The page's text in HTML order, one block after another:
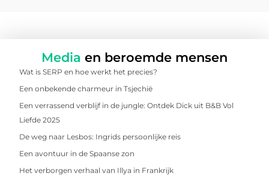
Media en beroemde mensen
Wat is SERP en hoe werkt het precies?
Een onbekende charmeur in Tsjechië
Een verrassend verblijf in de jungle: Ontdek Dick uit B&B Vol
Liefde 2025
De weg naar Lesbos: Ingrids persoonlijke reis
Een avontuur in de Spaanse zon
Het verborgen verhaal van Illya in Frankrijk